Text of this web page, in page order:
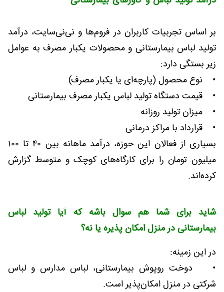
بر اساس تجربیات کاربران در فروم‌ها و نی‌نی‌سایت، درآمد
تولید لباس بیمارستانی و محصولات یکبار مصرف به عوامل
زیر بستگی دارد:
• نوع محصول (پارچه‌ای یا یکبار مصرف)
• قیمت دستگاه تولید لباس یکبار مصرف بیمارستانی
• میزان تولید روزانه
• قرارداد با مراکز درمانی
بسیاری از فعالان این حوزه، درآمد ماهانه بین ۴۰ تا ۱۰۰
میلیون تومان را برای کارگاه‌های کوچک و متوسط گزارش
کرده‌اند.
شاید برای شما هم سوال باشه که آیا تولید لباس
بیمارستانی در منزل امکان پذیره یا نه؟
در این زمینه:
• دوخت روپوش بیمارستانی، لباس مدارس و لباس
شرکتی در منزل امکان‌پذیر است.